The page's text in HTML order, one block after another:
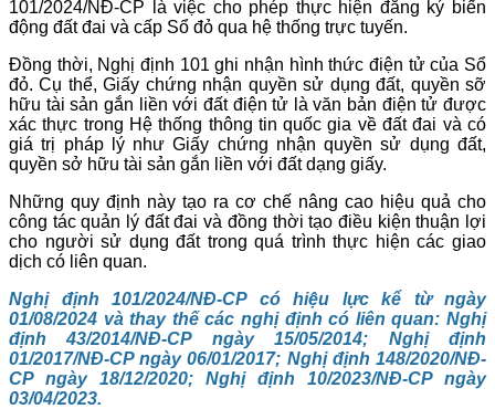
101/2024/NĐ-CP là việc cho phép thực hiện đăng ký biến
động đất đai và cấp Sổ đỏ qua hệ thống trực tuyến.
Đồng thời, Nghị định 101 ghi nhận hình thức điện tử của Sổ
đỏ. Cụ thể, Giấy chứng nhận quyền sử dụng đất, quyền sỡ
hữu tài sản gắn liền với đất điện tử là văn bản điện tử được
xác thực trong Hệ thống thông tin quốc gia về đất đai và có
giá trị pháp lý như Giấy chứng nhận quyền sử dụng đất,
quyền sở hữu tài sản gắn liền với đất dạng giấy.
Những quy định này tạo ra cơ chế nâng cao hiệu quả cho
công tác quản lý đất đai và đồng thời tạo điều kiện thuận lợi
cho người sử dụng đất trong quá trình thực hiện các giao
dịch có liên quan.
Nghị định 101/2024/NĐ-CP có hiệu lực kể từ ngày
01/08/2024 và thay thế các nghị định có liên quan: Nghị
định 43/2014/NĐ-CP ngày 15/05/2014; Nghị định
01/2017/NĐ-CP ngày 06/01/2017; Nghị định 148/2020/NĐ-
CP ngày 18/12/2020; Nghị định 10/2023/NĐ-CP ngày
03/04/2023.